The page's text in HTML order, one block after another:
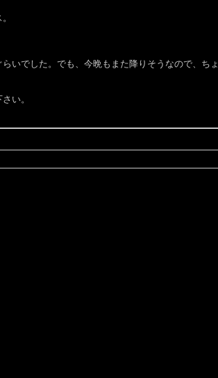
いでした。でも、今晩もまた降りそうなので、ちょ
い。